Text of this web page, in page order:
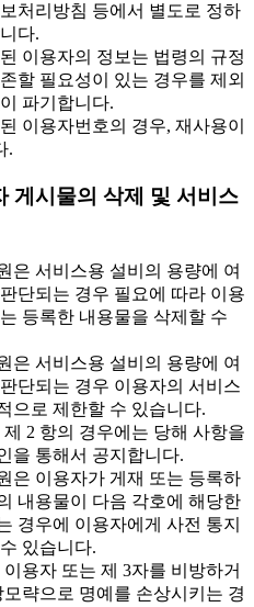
처리방침 등에서 별도로 정하
다.
이용자의 정보는 법령의 규정
할 필요성이 있는 경우를 제외
파기합니다.
이용자번호의 경우, 재사용이
.
게시물의 삭제 및 서비스
은 서비스용 설비의 용량에 여
단되는 경우 필요에 따라 이용
등록한 내용물을 삭제할 수
은 서비스용 설비의 용량에 여
단되는 경우 이용자의 서비스
으로 제한할 수 있습니다.
2 항의 경우에는 당해 사항을
을 통해서 공지합니다.
은 이용자가 게재 또는 등록하
내용물이 다음 각호에 해당한
경우에 이용자에게 사전 통지
있습니다.
이용자 또는 제 3자를 비방하거
모략으로 명예를 손상시키는 경